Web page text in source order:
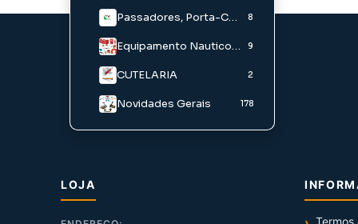
Chumbo em caixa 2
Pó para Chumbadas 1
Engodos e Aditivos 9
Iscos Água Doce
Iscos Agua Salgada
Passadores, Porta-Carretos E Acessorios 8
Equipamento Nautico/ Palamenta 9
CUTELARIA 2
Novidades Gerais 178
LOJA
Termos